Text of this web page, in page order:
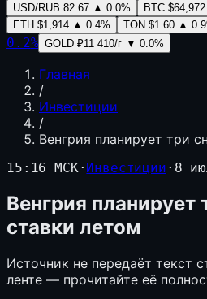
USD/RUB 82.67 ▲ 0.0% BTC $64,972
ETH $1,914 ▲ 0.4% TON $1.60 ▲ 0.9
0.2% GOLD ₽11 410/г ▼ 0.0%
Главная
/
Инвестиции
/
Венгрия планирует три
15:16 МСК· Инвестиции · 8
Венгрия планирует
ставки летом
Источник не передаёт текст
ленте — прочитайте её